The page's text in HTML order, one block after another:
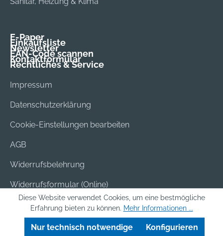
E-Paper
Einkaufsliste
Newsletter
EAN-Code scannen
Kontaktformular
Rechtliches & Service
Impressum
Datenschutzerklärung
Cookie-Einstellungen bearbeiten
AGB
Widerrufsbelehrung
Widerrufsformular (Online)
Versand & Bezahlung
Batterieentsorgung
Diese Website verwendet Cookies, um eine bestmögliche
Erfahrung bieten zu können. Mehr Informationen ...
Nur technisch notwendige Konfigurieren